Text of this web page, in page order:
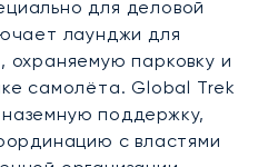
для деловой
лаунджи для
охраняемую парковку и
самолёта. Global Trek
поддержку,
с властями